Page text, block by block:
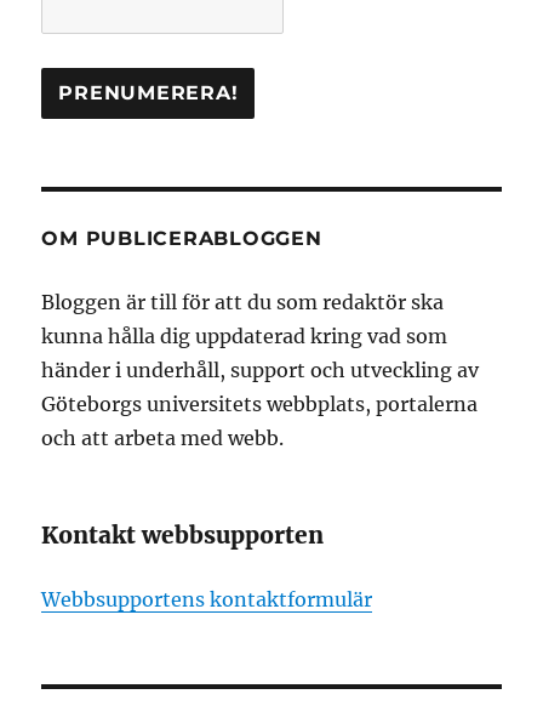
OM PUBLICERABLOGGEN
Bloggen är till för att du som redaktör ska
kunna hålla dig uppdaterad kring vad som
händer i underhåll, support och utveckling av
Göteborgs universitets webbplats, portalerna
och att arbeta med webb.
Kontakt webbsupporten
Webbsupportens kontaktformulär